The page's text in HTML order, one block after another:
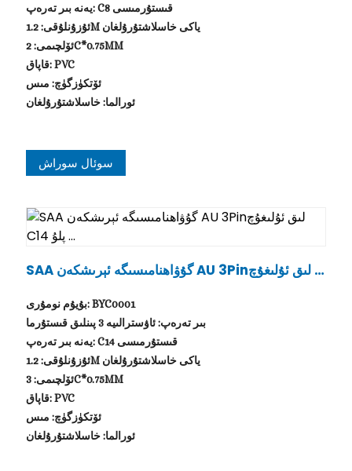
يەنە بىر تەرەپ: C8 قىستۇرمىسى
ئۇزۇنلۇقى: 1.2M ياكى خاسلاشتۇرۇلغان
ئۆلچىمى: 2C*0.75MM
قاپاق: PVC
ئۆتكۈزگۈچ: مىس
ئورالما: خاسلاشتۇرۇلغان
سوئال سوراش
SAA گۇۋاھنامىسىگە ئېرىشكەن AU 3Pinلىق ئۇلىغۇچ C
بۇيۇم نومۇرى: BYC0001
بىر تەرەپ: ئاۋسترالىيە 3 پىنلىق قىستۇرما
يەنە بىر تەرەپ: C14 قىستۇرمىسى
ئۇزۇنلۇقى: 1.2M ياكى خاسلاشتۇرۇلغان
ئۆلچىمى: 3C*0.75MM
قاپاق: PVC
ئۆتكۈزگۈچ: مىس
ئورالما: خاسلاشتۇرۇلغان